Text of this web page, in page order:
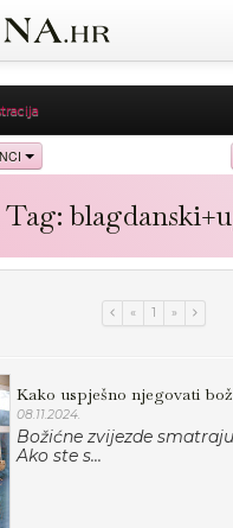
Sreća
Ljubav Relax
Tag:
« 1 »
Kako uspješno njegovati
08.11.2024.
Božićne zvijezde
Ako ste s...